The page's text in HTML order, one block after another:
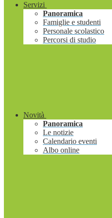
Servizi
Panoramica
Famiglie e studenti
Personale scolastico
Percorsi di studio
Novità
Panoramica
Le notizie
Calendario eventi
Albo online